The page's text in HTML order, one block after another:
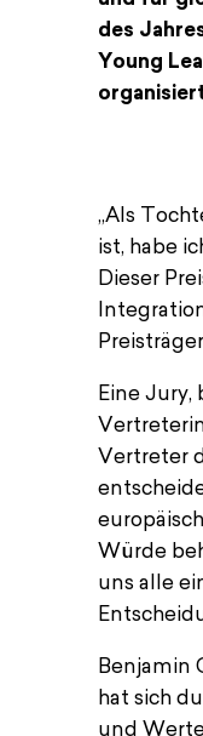
des
Young
„Als
ist, habe
Dieser
Eine
Vertreter
Würde
uns alle
Benjamin
hat sich
und